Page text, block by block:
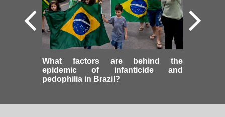
What factors are behind the
epidemic of infanticide and
pedophilia in Brazil?